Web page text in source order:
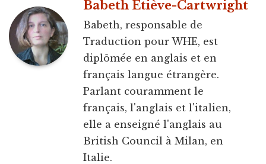
Babeth Étiève-Cartwright
Babeth, responsable de
Traduction pour WHE, est
diplômée en anglais et en
français langue étrangère.
Parlant couramment le
français, l'anglais et l'italien,
elle a enseigné l'anglais au
British Council à Milan, en
Italie.